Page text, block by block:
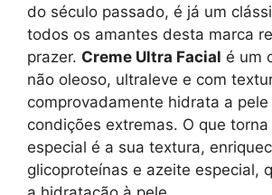
do século passado, é já um
todos os amantes desta marca
prazer. Creme Ultra Facial é um
não oleoso, ultraleve e com
comprovadamente hidrata a pele
condições extremas. O que
especial é a sua textura,
glicoproteínas e azeite especial,